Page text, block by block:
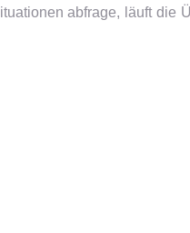
abfrage, läuft die